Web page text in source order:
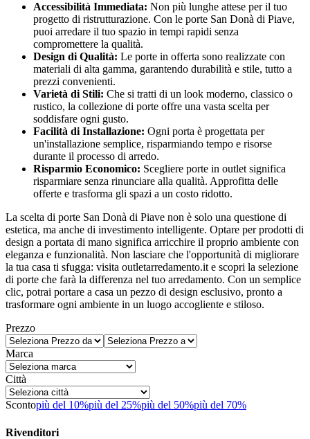
Accessibilità Immediata: Non più lunghe attese per il tuo
progetto di ristrutturazione. Con le porte San Donà di Piave,
puoi arredare il tuo spazio in tempi rapidi senza
compromettere la qualità.
Design di Qualità: Le porte in offerta sono realizzate con
materiali di alta gamma, garantendo durabilità e stile, tutto a
prezzi convenienti.
Varietà di Stili: Che si tratti di un look moderno, classico o
rustico, la collezione di porte offre una vasta scelta per
soddisfare ogni gusto.
Facilità di Installazione: Ogni porta è progettata per
un'installazione semplice, risparmiando tempo e risorse
durante il processo di arredo.
Risparmio Economico: Scegliere porte in outlet significa
risparmiare senza rinunciare alla qualità. Approfitta delle
offerte e trasforma gli spazi a un costo ridotto.
La scelta di porte San Donà di Piave non è solo una questione di
estetica, ma anche di investimento intelligente. Optare per prodotti di
design a portata di mano significa arricchire il proprio ambiente con
eleganza e funzionalità. Non lasciare che l'opportunità di migliorare
la tua casa ti sfugga: visita outletarredamento.it e scopri la selezione
di porte che farà la differenza nel tuo arredamento. Con un semplice
clic, potrai portare a casa un pezzo di design esclusivo, pronto a
trasformare ogni ambiente in un luogo accogliente e stiloso.
Prezzo
Marca
Città
Scontopiù del 10%più del 25%più del 50%più del 70%
Rivenditori